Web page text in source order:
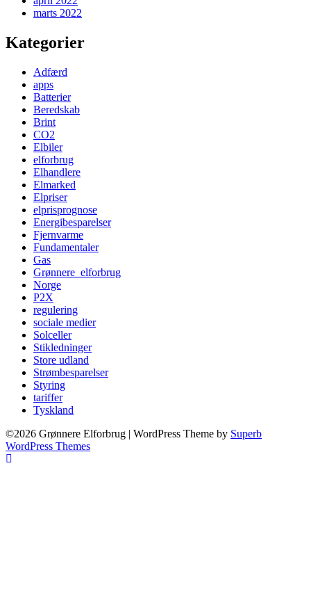
marts 2022
Kategorier
Adfærd
apps
Batterier
Beredskab
Brint
CO2
Elbiler
elforbrug
Elhandlere
Elmarked
Elpriser
elprisprognose
Energibesparelser
Fjernvarme
Fundamentaler
Gas
Grønnere_elforbrug
Norge
P2X
regulering
sociale medier
Solceller
Stikledninger
Store udland
Strømbesparelser
Styring
tariffer
Tyskland
©2026 Grønnere Elforbrug | WordPress Theme by Superb
WordPress Themes